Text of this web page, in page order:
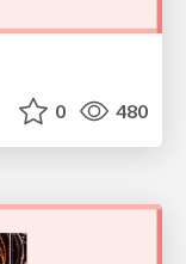
0 480